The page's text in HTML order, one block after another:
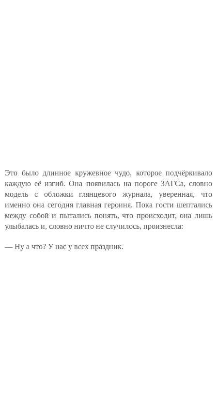
Это было длинное кружевное чудо, которое подчёркивало
каждую её изгиб. Она появилась на пороге ЗАГСа, словно
модель с обложки глянцевого журнала, уверенная, что
именно она сегодня главная героиня. Пока гости шептались
между собой и пытались понять, что происходит, она лишь
улыбалась и, словно ничто не случилось, произнесла:
— Ну а что? У нас у всех праздник.